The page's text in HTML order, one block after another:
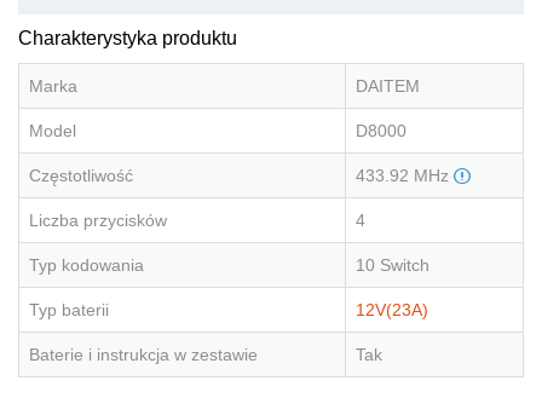
Charakterystyka produktu
Marka DAITEM
Model D8000
Częstotliwość 433.92 MHz
Liczba przycisków 4
Typ kodowania 10 Switch
Typ baterii 12V(23A)
Baterie i instrukcja w zestawie Tak